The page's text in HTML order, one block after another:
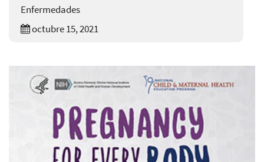
Enfermedades
octubre 15, 2021